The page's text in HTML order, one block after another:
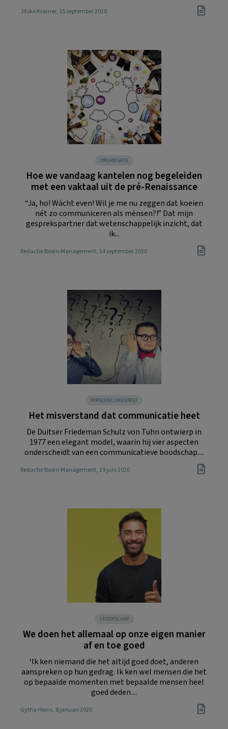
Jitske Kramer, 15 september 2020
ORGANISATIE
Hoe we vandaag kantelen nog begeleiden
met een vaktaal uit de pré-Renaissance
“Ja, ho! Wácht even! Wil je me nu zeggen dat koeien
nét zo communiceren als mènsen?!” Dat mijn
gesprekspartner dat wetenschappelijk inzicht, dat
ik...
Redactie Boom Management, 14 september 2020
PERSOONLIJKE GROEI
Het misverstand dat communicatie heet
De Duitser Friedeman Schulz von Tuhn ontwierp in
1977 een elegant model, waarin hij vier aspecten
onderscheidt van een communicatieve boodschap....
Redactie Boom Management, 29 juni 2020
LEIDERSCHAP
We doen het allemaal op onze eigen manier
af en toe goed
‘Ik ken niemand die het altijd goed doet, anderen
aanspreken op hun gedrag. Ik ken wel mensen die het
op bepaalde momenten met bepaalde mensen heel
goed deden....
Gytha Heins, 8 januari 2020